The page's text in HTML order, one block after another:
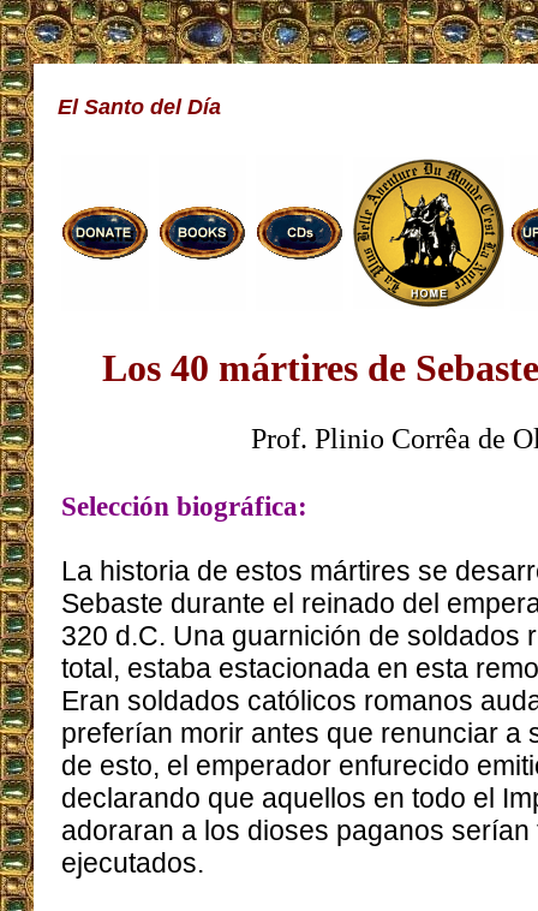
El Santo del Día
Los 40 mártires de
Prof. Plinio Corrêa de
Selección biográfica:
La historia de estos mártires se
Sebaste durante el reinado del
320 d.C. Una guarnición de soldados
total, estaba estacionada en esta
Eran soldados católicos romanos
preferían morir antes que renunciar a
de esto, el emperador enfurecido
declarando que aquellos en todo el
adoraran a los dioses paganos serían
ejecutados.